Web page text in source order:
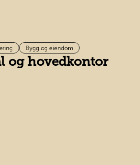
Bygg og eiendom
og hovedkontor